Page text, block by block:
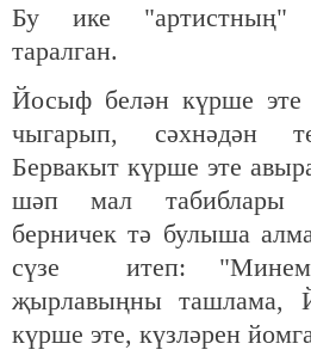
Бу ике "артистның"
таралган.
Йосыф белән күрше
чыгарып, сәхнәдән
Бервакыт күрше эте
шәп мал табиблары
берничек тә булыша
сүзе итеп: "Минем
җырлавыңны ташлама,
күрше эте, күзләрен